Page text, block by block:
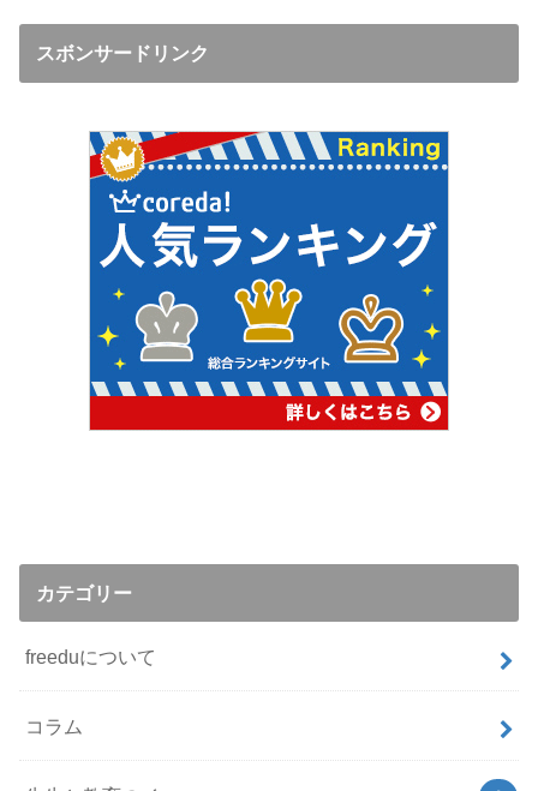
スボンサードリンク
カテゴリー
freeduについて
コラム